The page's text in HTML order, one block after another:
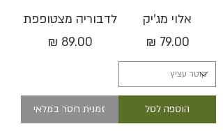
אלוי מג'יק
מחיר
הוספה לסל
לדבוריה מצטופפת
מחיר
זמנית חסר במלאי